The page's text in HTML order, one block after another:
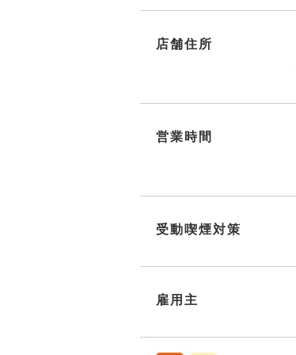
店舗住所
営業時間
受動喫煙対策
雇用主